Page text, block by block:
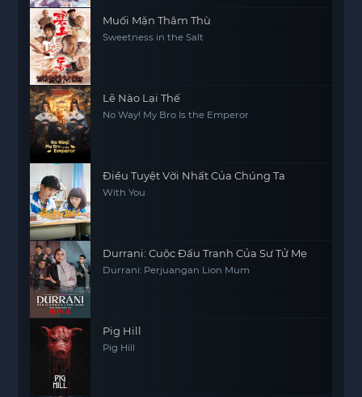
Muối Mặn Thâm Thù
Sweetness in the Salt
Lẽ Nào Lại Thế
No Way! My Bro Is the Emperor
Điều Tuyệt Vời Nhất Của Chúng Ta
With You
Durrani: Cuộc Đấu Tranh Của Sư Tử Mẹ
Durrani: Perjuangan Lion Mum
Pig Hill
Pig Hill